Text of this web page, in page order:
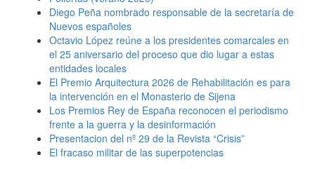
Diego Peña nombrado responsable de la secretaría de
Nuevos españoles
Octavio López reúne a los presidentes comarcales en
el 25 aniversario del proceso que dio lugar a estas
entidades locales
El Premio Arquitectura 2026 de Rehabilitación es para
la intervención en el Monasterio de Sijena
Los Premios Rey de España reconocen el periodismo
frente a la guerra y la desinformación
Presentacion del nº 29 de la Revista “Crisis”
El fracaso militar de las superpotencias